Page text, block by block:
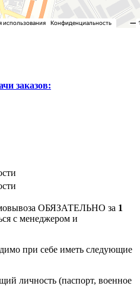
заказов:
ОБЯЗАТЕЛЬНО за 1
с менеджером и
при себе иметь следующие
личность (паспорт, военное